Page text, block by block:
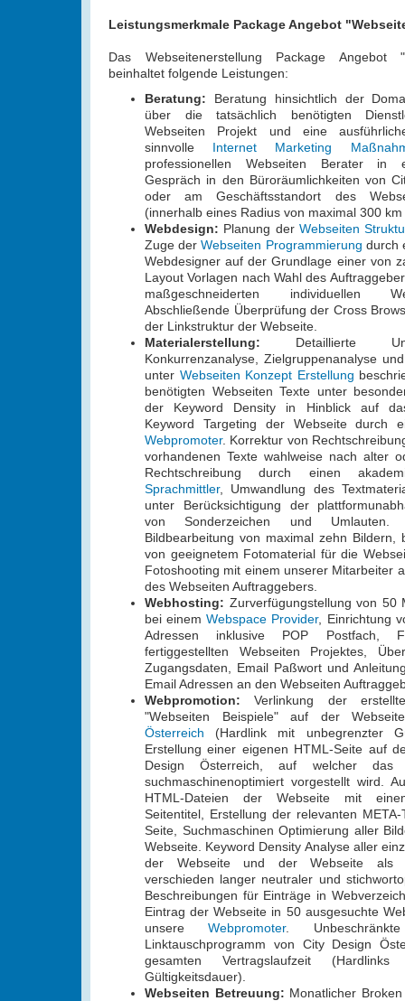
Leistungsmerkmale Package Angebot
Das Webseitenerstellung Package Angebot
beinhaltet folgende Leistungen:
Beratung: Beratung hinsichtlich der
über die tatsächlich benötigten
Webseiten Projekt und eine
sinnvolle
Internet Marketing
professionellen Webseiten Berater in
Gespräch in den Büroräumlichkeiten von
oder am Geschäftsstandort des
(innerhalb eines Radius von maximal 300
Webdesign: Planung der Webseiten
Zuge derWebseiten Programmierung durch
Webdesigner auf der Grundlage einer von
Layout Vorlagen nach Wahl des
maßgeschneiderten individuellen
Abschließende Überprüfung der Cross
der Linkstruktur der Webseite.
Materialerstellung: Detaillierte
Konkurrenzanalyse, Zielgruppenanalyse
unter Webseiten Konzept Erstellung
benötigten Webseiten Texte unter
der Keyword Density in Hinblick auf
Keyword Targeting der Webseite durch
Webpromoter. Korrektur von
vorhandenen Texte wahlweise nach alter
Rechtschreibung durch einen
Sprachmittler, Umwandlung des
unter Berücksichtigung der
von Sonderzeichen und Umlauten.
Bildbearbeitung von maximal zehn Bildern,
von geeignetem Fotomaterial für die
Fotoshooting mit einem unserer Mitarbeiter
des Webseiten Auftraggebers.
Webhosting: Zurverfügungstellung von 50
bei einemWebspace Provider, Einrichtung
Adressen inklusive POP Postfach,
fertiggestellten Webseiten Projektes,
Zugangsdaten, Email Paßwort und
Email Adressen an den Webseiten
Webpromotion: Verlinkung der
"Webseiten Beispiele" auf der
Österreich (Hardlink mit unbegrenzter
Erstellung einer eigenen HTML-Seite auf
Design Österreich, auf welcher das
suchmaschinenoptimiert vorgestellt wird.
HTML-Dateien der Webseite mit
Seitentitel, Erstellung der relevanten
Seite, Suchmaschinen Optimierung aller
Webseite. Keyword Density Analyse aller
der Webseite und der Webseite als
verschieden langer neutraler und
Beschreibungen für Einträge in
Eintrag der Webseite in 50 ausgesuchte
unsereWebpromoter.
Linktauschprogramm von City Design
gesamten Vertragslaufzeit
Gültigkeitsdauer).
Webseiten Betreuung: Monatlicher